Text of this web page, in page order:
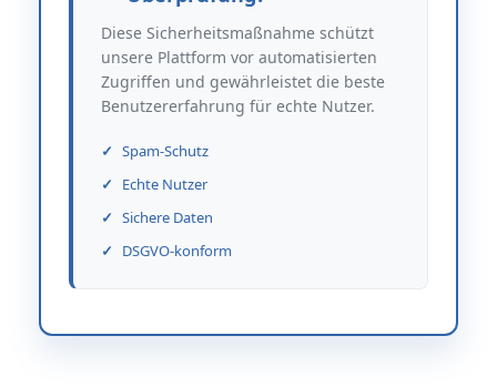
Diese Sicherheitsmaßnahme schützt
unsere Plattform vor automatisierten
Zugriffen und gewährleistet die beste
Benutzererfahrung für echte Nutzer.
Spam-Schutz
Echte Nutzer
Sichere Daten
DSGVO-konform